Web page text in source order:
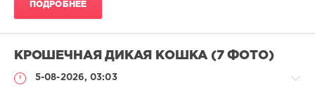
ПОДРОБНЕЕ
КРОШЕЧНАЯ ДИКАЯ КОШКА (7 ФОТО)
5-08-2026, 03:03